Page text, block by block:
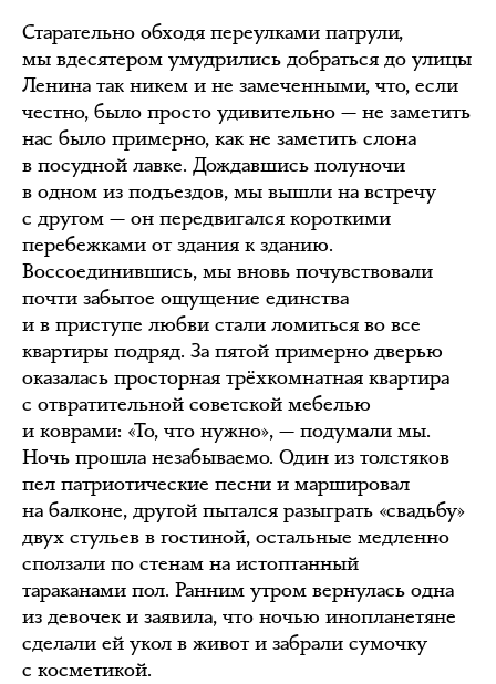
Старательно обходя переулками патрули,
мы вдесятером умудрились добраться до улицы
Ленина так никем и не замеченными, что, если
честно, было просто удивительно — не заметить
нас было примерно, как не заметить слона
в посудной лавке. Дождавшись полуночи
в одном из подъездов, мы вышли на встречу
с другом — он передвигался короткими
перебежками от здания к зданию.
Воссоединившись, мы вновь почувствовали
почти забытое ощущение единства
и в приступе любви стали ломиться во все
квартиры подряд. За пятой примерно дверью
оказалась просторная трёхкомнатная квартира
с отвратительной советской мебелью
и коврами: «То, что нужно», — подумали мы.
Ночь прошла незабываемо. Один из толстяков
пел патриотические песни и маршировал
на балконе, другой пытался разыграть «свадьбу»
двух стульев в гостиной, остальные медленно
сползали по стенам на истоптанный
тараканами пол. Ранним утром вернулась одна
из девочек и заявила, что ночью инопланетяне
сделали ей укол в живот и забрали сумочку
с косметикой.